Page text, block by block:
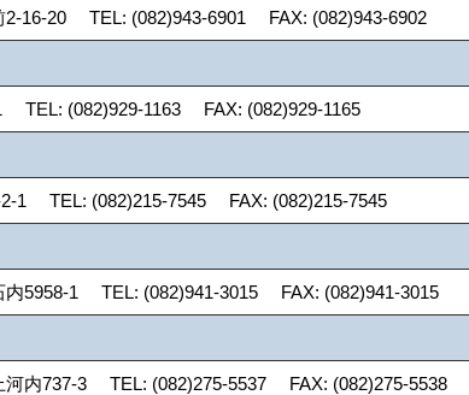
16-20 TEL: (082)943-6901 FAX: (082)943-6902
TEL: (082)929-1163 FAX: (082)929-1165
1 TEL: (082)215-7545 FAX: (082)215-7545
5958-1 TEL: (082)941-3015 FAX: (082)941-3015
内737-3 TEL: (082)275-5537 FAX: (082)275-5538